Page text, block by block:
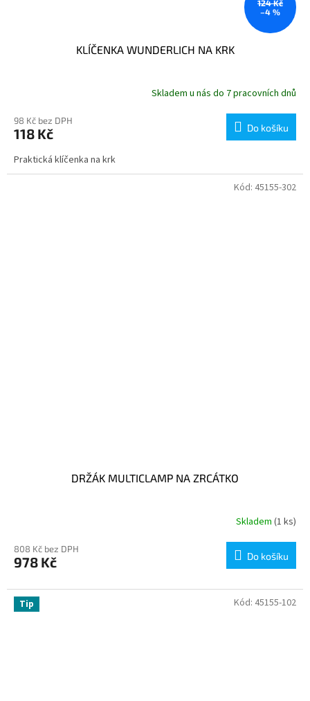
124 Kč
–4 %
KLÍČENKA WUNDERLICH NA KRK
Skladem u nás do 7 pracovních dnů
98 Kč bez DPH
118 Kč Do košíku
Praktická klíčenka na krk
DRŽÁK MULTICLAMP NA ZRCÁTKO
Skladem (1 ks)
808 Kč bez DPH
978 Kč Do košíku
Kód: 45155-302
Tip Kód: 45155-102